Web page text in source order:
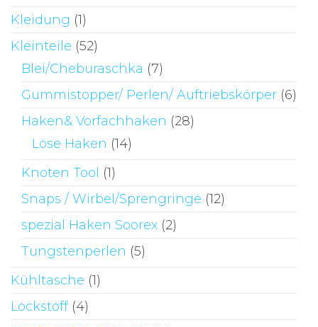
Kleidung (1)
Kleinteile (52)
Blei/Cheburaschka (7)
Gummistopper/ Perlen/ Auftriebskörper (6)
Haken& Vorfachhaken (28)
Löse Haken (14)
Knoten Tool (1)
Snaps / Wirbel/Sprengringe (12)
spezial Haken Soorex (2)
Tungstenperlen (5)
Kühltasche (1)
Lockstoff (4)